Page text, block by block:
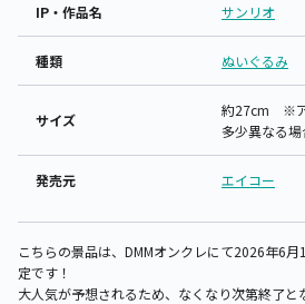
IP・作品名 サンリオ
種類 ぬいぐるみ
サイズ
約27cm ※ア
多少異なる場
発売元 エイコー
こちらの景品は、DMMオンクレにて2026年6
定です！
大人気が予想されるため、なくなり次第終了と